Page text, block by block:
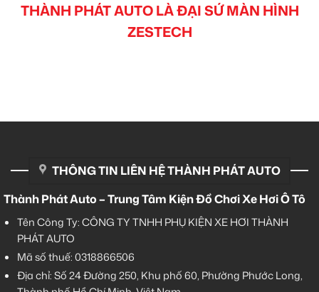
THÀNH PHÁT AUTO LÀ ĐẠI SỨ MÀN HÌNH
ZESTECH
THÔNG TIN LIÊN HỆ THÀNH PHÁT AUTO
Thành Phát Auto – Trung Tâm Kiện Đồ Chơi Xe Hơi Ô Tô
Tên Công Ty: CÔNG TY TNHH PHỤ KIỆN XE HƠI THÀNH
PHÁT AUTO
Mã số thuế: 0318866506
Địa chỉ: Số 24 Đường 250, Khu phố 60, Phường Phước Long,